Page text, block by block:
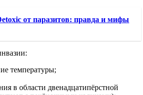
от паразитов: правда и мифы
температуры;
в области двенадцатипёрстной